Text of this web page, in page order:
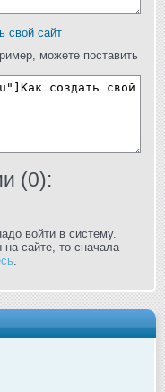
свой сайт
можете поставить
(0):
войти в систему.
сайте, то сначала
.